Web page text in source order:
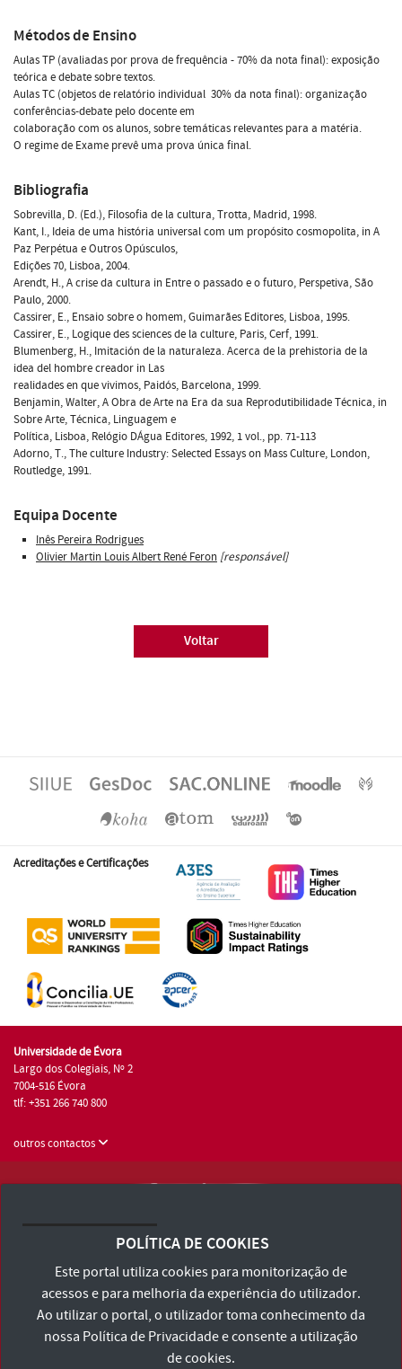
Métodos de Ensino
Aulas TP (avaliadas por prova de frequência - 70% da nota final): exposição
teórica e debate sobre textos.
Aulas TC (objetos de relatório individual  30% da nota final): organização
conferências-debate pelo docente em
colaboração com os alunos, sobre temáticas relevantes para a matéria.
O regime de Exame prevê uma prova única final.
Bibliografia
Sobrevilla, D. (Ed.), Filosofia de la cultura, Trotta, Madrid, 1998.
Kant, I., Ideia de uma história universal com um propósito cosmopolita, in A
Paz Perpétua e Outros Opúsculos,
Edições 70, Lisboa, 2004.
Arendt, H., A crise da cultura in Entre o passado e o futuro, Perspetiva, São
Paulo, 2000.
Cassirer, E., Ensaio sobre o homem, Guimarães Editores, Lisboa, 1995.
Cassirer, E., Logique des sciences de la culture, Paris, Cerf, 1991.
Blumenberg, H., Imitación de la naturaleza. Acerca de la prehistoria de la
idea del hombre creador in Las
realidades en que vivimos, Paidós, Barcelona, 1999.
Benjamin, Walter, A Obra de Arte na Era da sua Reprodutibilidade Técnica, in
Sobre Arte, Técnica, Linguagem e
Política, Lisboa, Relógio DÁgua Editores, 1992, 1 vol., pp. 71-113
Adorno, T., The culture Industry: Selected Essays on Mass Culture, London,
Routledge, 1991.
Equipa Docente
Inês Pereira Rodrigues
Olivier Martin Louis Albert René Feron [responsável]
Voltar
Acreditações e Certificações
Universidade de Évora
Largo dos Colegiais, Nº 2
7004-516 Évora
tlf: +351 266 740 800
outros contactos
Consulte os Termos e Condições e Política de Privacidade
Declaração de Acessibilidade
POLÍTICA DE COOKIES
Este portal utiliza cookies para monitorização de
acessos e para melhoria da experiência do utilizador.
Ao utilizar o portal, o utilizador toma conhecimento da
nossa Política de Privacidadee consente a utilização
de cookies.